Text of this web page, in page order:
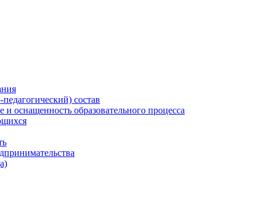
состав
оснащенность образовательного процесса